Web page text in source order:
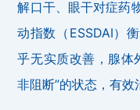
解口干、眼干对症药
动指数（ESSDAI）
乎无实质改善，腺体
非阻断”的状态，有效